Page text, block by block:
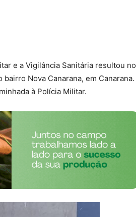
e a Vigilância Sanitária resultou no
Nova Canarana, em Canarana.
à Polícia Militar.